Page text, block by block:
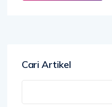
Cari Artikel